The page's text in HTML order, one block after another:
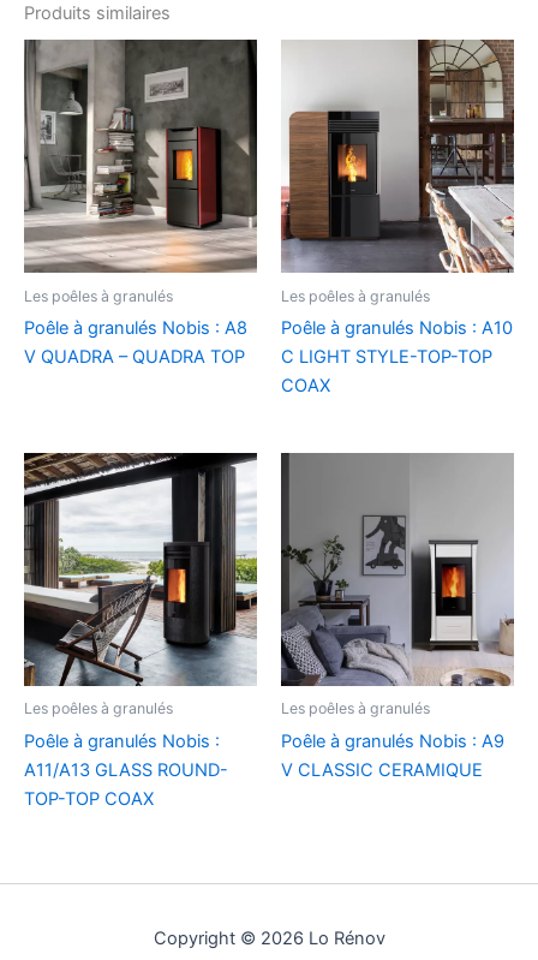
Produits similaires
Les poêles à granulés
Poêle à granulés Nobis : A8
V QUADRA – QUADRA TOP
Les poêles à granulés
Poêle à granulés Nobis : A10
C LIGHT STYLE-TOP-TOP
COAX
Les poêles à granulés
Poêle à granulés Nobis :
A11/A13 GLASS ROUND-
TOP-TOP COAX
Les poêles à granulés
Poêle à granulés Nobis : A9
V CLASSIC CERAMIQUE
Copyright © 2026 Lo Rénov